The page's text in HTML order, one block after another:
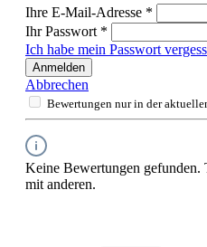
Ihre E-Mail-Adresse *
Ihr Passwort *
Ich habe mein Passwort
Anmelden
Abbrechen
Bewertungen nur in der
Keine Bewertungen gefunden.
mit anderen.